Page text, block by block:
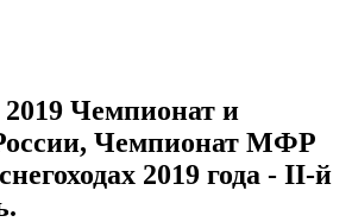
2019 Чемпионат и
Чемпионат МФР
2019 года - II-й